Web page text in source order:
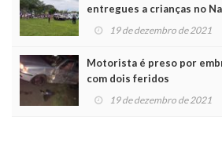
entregues a crianças no
19 de dezembro de 2021
Motorista é preso por
com dois feridos
19 de dezembro de 2021